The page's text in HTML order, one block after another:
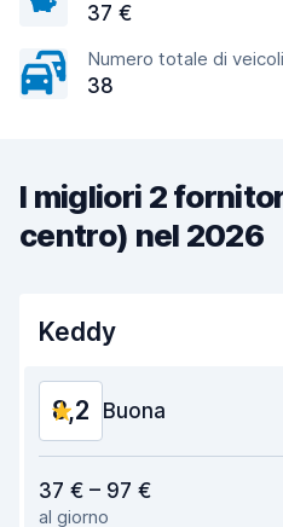
37 €
Numero totale di
38
I migliori 2
centro) nel 2026
Keddy
8,2 Buona
37 € – 97 €
al giorno